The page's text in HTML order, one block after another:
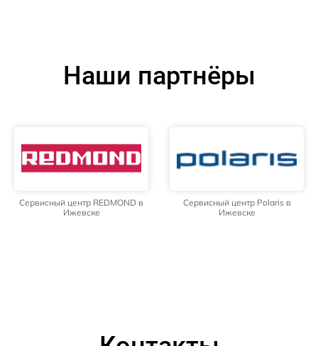
Наши партнёры
Сервисный центр REDMOND в
Ижевске
Сервисный центр Polaris в
Ижевске